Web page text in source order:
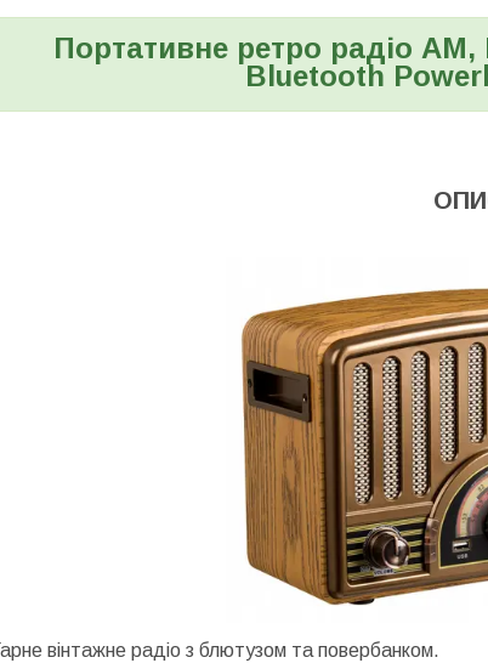
Портативне ретро радіо
Bluetooth
вінтажне радіо з блютузом та повербанком.